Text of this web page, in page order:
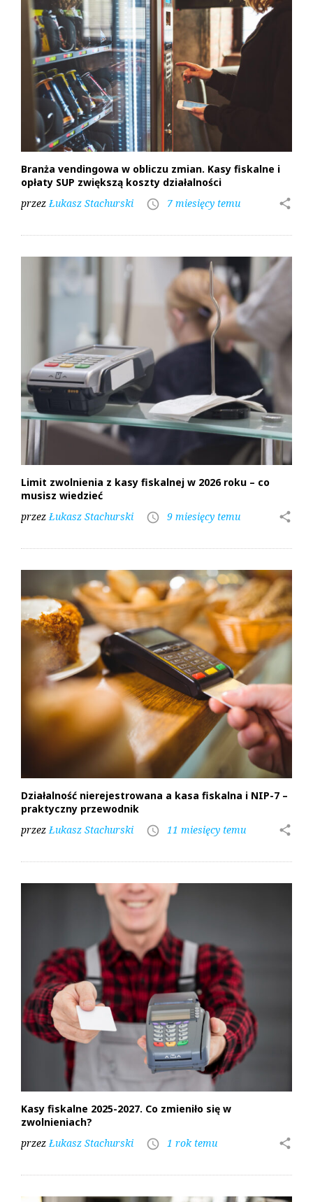
Branża vendingowa w obliczu zmian. Kasy fiskalne i
opłaty SUP zwiększą koszty działalności
przez Łukasz Stachurski access_time 7 miesięcy temu share
Limit zwolnienia z kasy fiskalnej w 2026 roku – co
musisz wiedzieć
przez Łukasz Stachurski access_time 9 miesięcy temu share
Działalność nierejestrowana a kasa fiskalna i NIP-7 –
praktyczny przewodnik
przez Łukasz Stachurski access_time 11 miesięcy temu share
Kasy fiskalne 2025-2027. Co zmieniło się w
zwolnieniach?
przezŁukasz Stachurski access_time 1 rok temu share